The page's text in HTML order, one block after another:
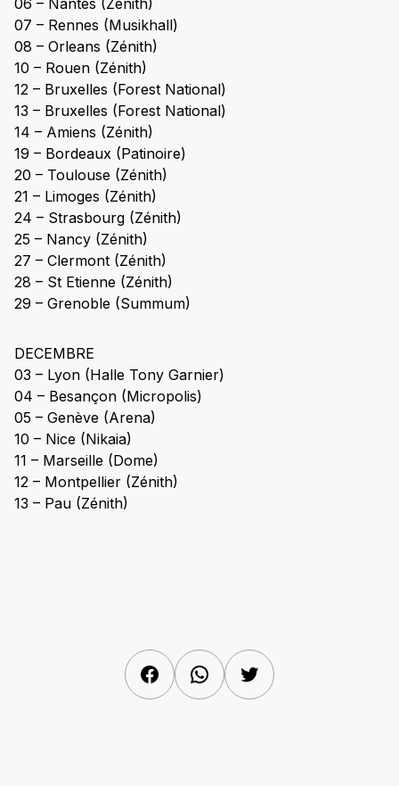
06 – Nantes (Zénith)
07 – Rennes (Musikhall)
08 – Orleans (Zénith)
10 – Rouen (Zénith)
12 – Bruxelles (Forest National)
13 – Bruxelles (Forest National)
14 – Amiens (Zénith)
19 – Bordeaux (Patinoire)
20 – Toulouse (Zénith)
21 – Limoges (Zénith)
24 – Strasbourg (Zénith)
25 – Nancy (Zénith)
27 – Clermont (Zénith)
28 – St Etienne (Zénith)
29 – Grenoble (Summum)
DECEMBRE
03 – Lyon (Halle Tony Garnier)
04 – Besançon (Micropolis)
05 – Genève (Arena)
10 – Nice (Nikaia)
11 – Marseille (Dome)
12 – Montpellier (Zénith)
13 – Pau (Zénith)
FacebookWhatsAppTwitter